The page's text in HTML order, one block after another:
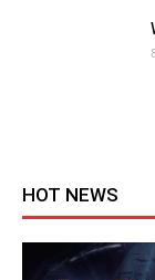
HOT NEWS